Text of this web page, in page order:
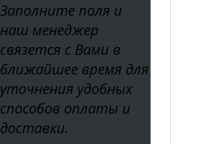
Заполните поля и
наш менеджер
связется с Вами в
ближайшее время для
уточнения удобных
способов оплаты и
доставки.